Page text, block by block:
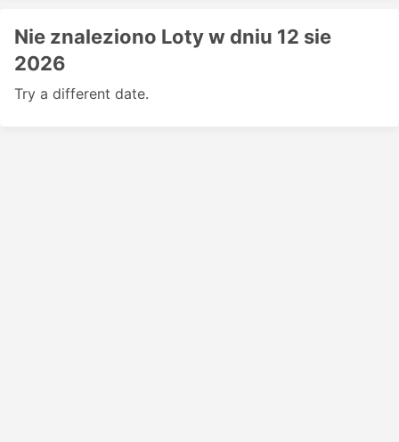
Nie znaleziono Loty w dniu 12 sie
2026
Try a different date.